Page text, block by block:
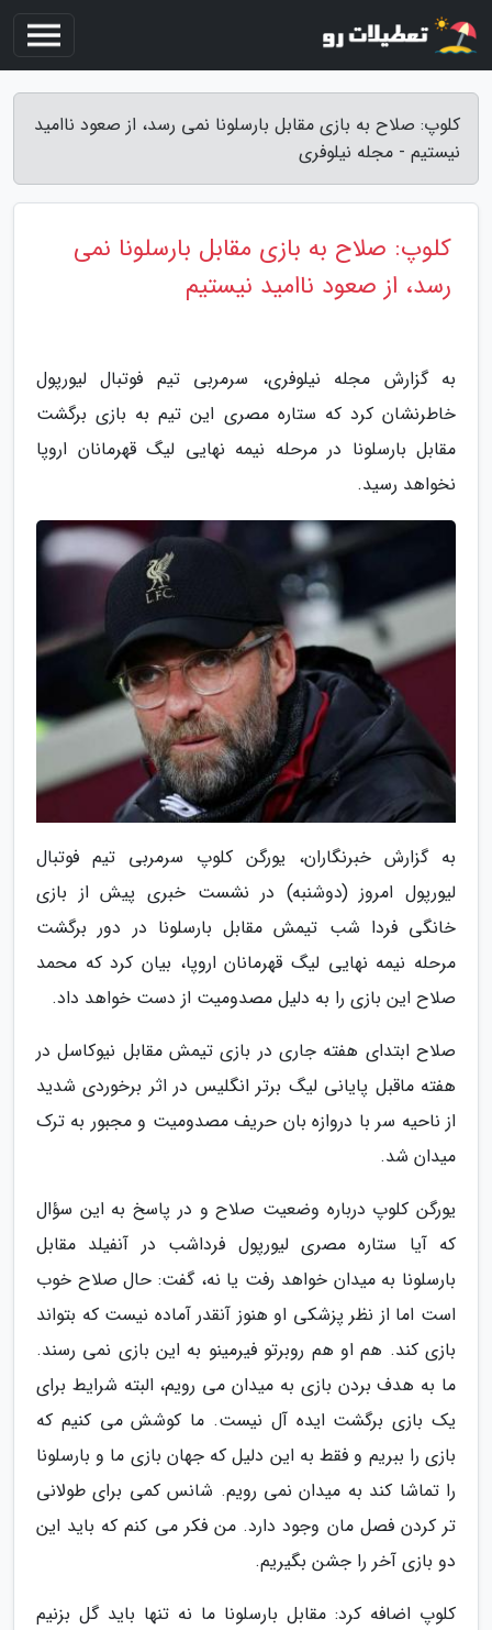
کلوپ: صلاح به بازی مقابل بارسلونا نمی رسد، از صعود ناامید
نیستیم - مجله نیلوفری
کلوپ: صلاح به بازی مقابل بارسلونا نمی
رسد، از صعود ناامید نیستیم
به گزارش مجله نیلوفری، سرمربی تیم فوتبال لیورپول
خاطرنشان کرد که ستاره مصری این تیم به بازی برگشت
مقابل بارسلونا در مرحله نیمه نهایی لیگ قهرمانان اروپا
نخواهد رسید.
به گزارش خبرنگاران، یورگن کلوپ سرمربی تیم فوتبال
لیورپول امروز (دوشنبه) در نشست خبری پیش از بازی
خانگی فردا شب تیمش مقابل بارسلونا در دور برگشت
مرحله نیمه نهایی لیگ قهرمانان اروپا، بیان کرد که محمد
صلاح این بازی را به دلیل مصدومیت از دست خواهد داد.
صلاح ابتدای هفته جاری در بازی تیمش مقابل نیوکاسل در
هفته ماقبل پایانی لیگ برتر انگلیس در اثر برخوردی شدید
از ناحیه سر با دروازه بان حریف مصدومیت و مجبور به ترک
میدان شد.
یورگن کلوپ درباره وضعیت صلاح و در پاسخ به این سؤال
که آیا ستاره مصری لیورپول فرداشب در آنفیلد مقابل
بارسلونا به میدان خواهد رفت یا نه، گفت: حال صلاح خوب
است اما از نظر پزشکی او هنوز آنقدر آماده نیست که بتواند
بازی کند. هم او هم روبرتو فیرمینو به این بازی نمی رسند.
ما به هدف بردن بازی به میدان می رویم، البته شرایط برای
یک بازی برگشت ایده آل نیست. ما کوشش می کنیم که
بازی را ببریم و فقط به این دلیل که جهان بازی ما و بارسلونا
را تماشا کند به میدان نمی رویم. شانس کمی برای طولانی
تر کردن فصل مان وجود دارد. من فکر می کنم که باید این
دو بازی آخر را جشن بگیریم.
کلوپ اضافه کرد: مقابل بارسلونا ما نه تنها باید گل بزنیم